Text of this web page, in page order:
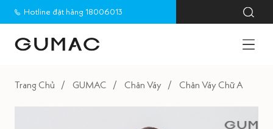
Hotline đặt hàng 18006013
Trang Chủ GUMAC Chân Váy Chân Váy Chữ A